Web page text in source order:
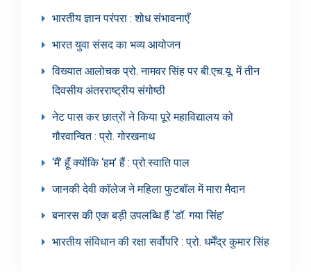
भारतीय ज्ञान परंपरा : शोध संभावनाएँ
भारत युवा संसद का भव्य आयोजन
विख्यात आलोचक प्रो. नामवर सिंह पर बी.एच.यू. में तीन
दिवसीय अंतरराष्ट्रीय संगोष्ठी
नेट पास कर छात्रों ने किया पूरे महाविद्यालय को
गौरवान्वित : प्रो. गोरखनाथ
‘मैं’ हूँ क्योंकि ‘हम’ हैं : प्रो.स्वाति पाल
जानकी देवी कॉलेज ने महिला फुटबॉल में मारा मैदान
बनारस की एक बड़ी उपलब्धि हैं ‘डॉ. गया सिंह’
भारतीय संविधान की रक्षा सर्वोपरि : प्रो. धर्मेंद्र कुमार सिंह